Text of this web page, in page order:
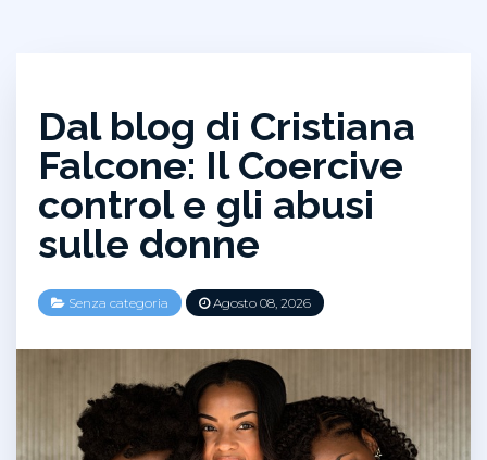
Dal blog di Cristiana
Falcone: Il Coercive
control e gli abusi
sulle donne
Senza categoria Agosto 08, 2026